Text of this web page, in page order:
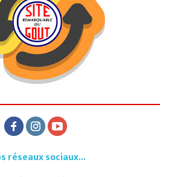
réseaux sociaux...